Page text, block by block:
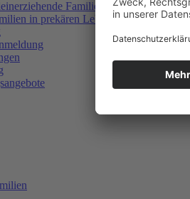
Familien
in prekären Lebenslagen